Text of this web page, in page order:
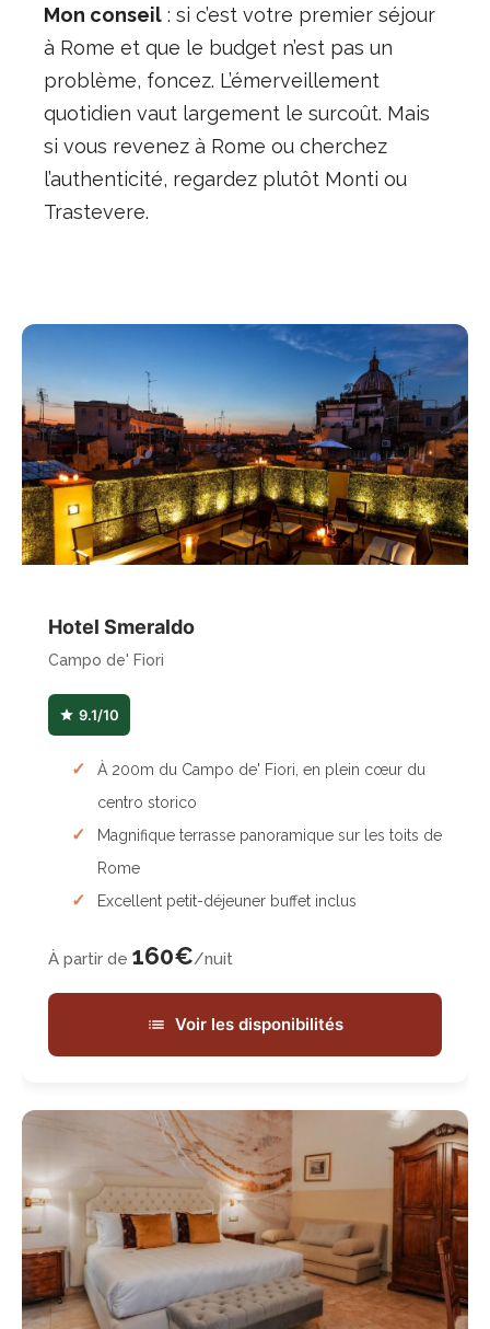
Mon conseil : si c’est votre premier séjour
à Rome et que le budget n’est pas un
problème, foncez. L’émerveillement
quotidien vaut largement le surcoût. Mais
si vous revenez à Rome ou cherchez
l’authenticité, regardez plutôt Monti ou
Trastevere.
Hotel Smeraldo
Campo de' Fiori
9.1/10
À 200m du Campo de' Fiori, en plein cœur du
centro storico
Magnifique terrasse panoramique sur les toits de
Rome
Excellent petit-déjeuner buffet inclus
À partir de 160€/nuit
Voir les disponibilités